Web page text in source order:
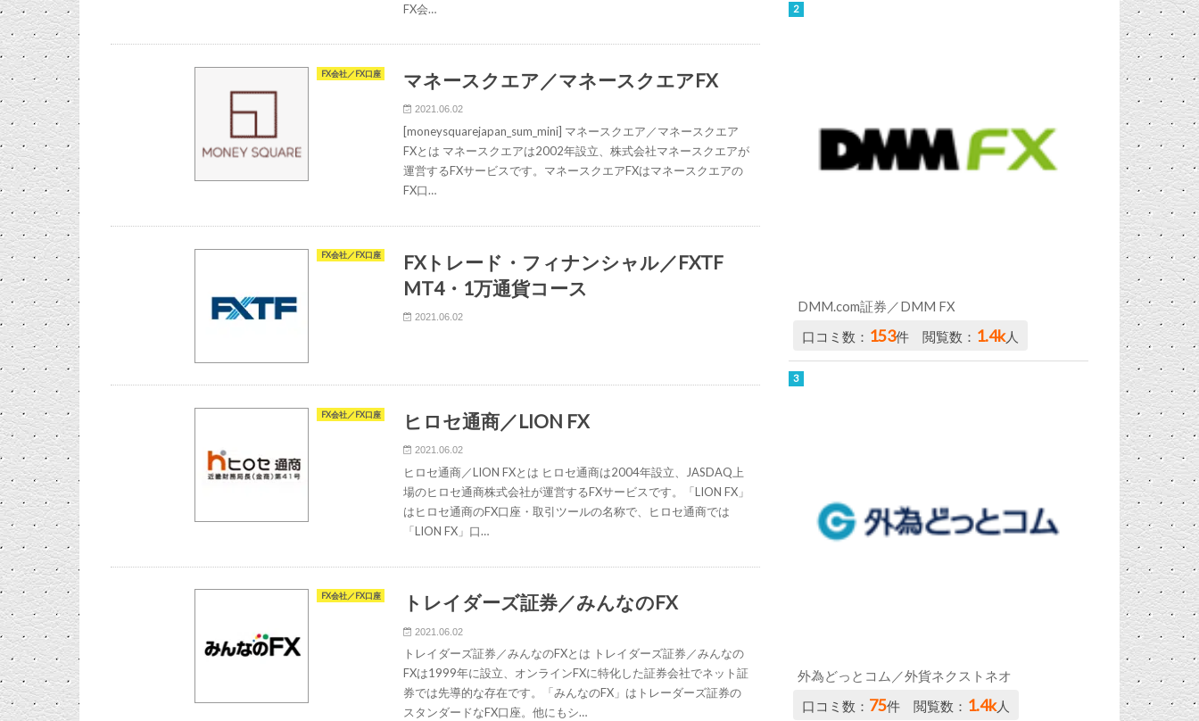
FX会…
FX会社／FX口座 マネースクエア／マネースクエアFX
2021.06.02
[moneysquarejapan_sum_mini] マネースクエア／マネースクエア
FXとは マネースクエアは2002年設立、株式会社マネースクエアが
運営するFXサービスです。マネースクエアFXはマネースクエアの
FX口…
FX会社／FX口座
FXトレード・フィナンシャル／FXTF
MT4・1万通貨コース
2021.06.02
FX会社／FX口座 ヒロセ通商／LION FX
2021.06.02
ヒロセ通商／LION FXとは ヒロセ通商は2004年設立、JASDAQ上
場のヒロセ通商株式会社が運営するFXサービスです。「LION FX」
はヒロセ通商のFX口座・取引ツールの名称で、ヒロセ通商では
「LION FX」口…
FX会社／FX口座 トレイダーズ証券／みんなのFX
2021.06.02
トレイダーズ証券／みんなのFXとは トレイダーズ証券／みんなの
FXは1999年に設立、オンラインFXに特化した証券会社でネット証
券では先導的な存在です。「みんなのFX」はトレーダーズ証券の
スタンダードなFX口座。他にもシ…
DMM.com証券／DMM FX
口コミ数： 153件 閲覧数： 1.4k人
外為どっとコム／外貨ネクストネオ
口コミ数： 75件 閲覧数： 1.4k人